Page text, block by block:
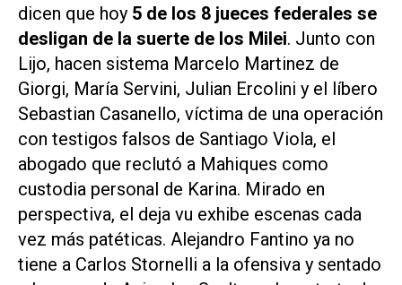
dicen que hoy 5 de los 8 jueces federales se
desligan de la suerte de los Milei. Junto con
Lijo, hacen sistema Marcelo Martinez de
Giorgi, María Servini, Julian Ercolini y el líbero
Sebastian Casanello, víctima de una operación
con testigos falsos de Santiago Viola, el
abogado que reclutó a Mahiques como
custodia personal de Karina. Mirado en
perspectiva, el deja vu exhibe escenas cada
vez más patéticas. Alejandro Fantino ya no
tiene a Carlos Stornelli a la ofensiva y sentado